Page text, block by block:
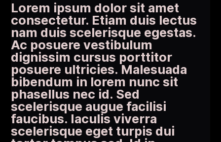
Lorem ipsum dolor sit amet
consectetur. Etiam duis lectus
nam duis scelerisque egestas.
Ac posuere vestibulum
dignissim cursus porttitor
posuere ultricies. Malesuada
bibendum in lorem nunc sit
phasellus nec id. Sed
scelerisque augue facilisi
faucibus. Iaculis viverra
scelerisque eget turpis dui